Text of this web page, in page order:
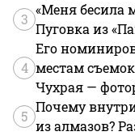
3
«Меня бесила
Пуговка из
4
Его
местам
Чухрая —
5
Почему
из алмазов?